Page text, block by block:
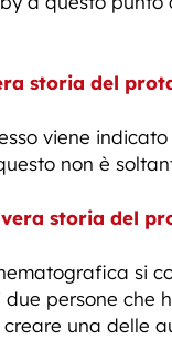
storia del
viene
non è
storia del
si
persone
una delle